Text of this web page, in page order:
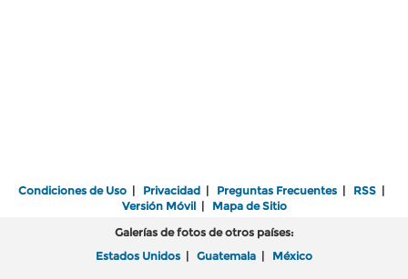
Condiciones de Uso | Privacidad | Preguntas Frecuentes | RSS |
Versión Móvil| Mapa de Sitio
Galerías de fotos de otros países:
Estados Unidos | Guatemala | México